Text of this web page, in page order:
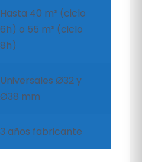
Hasta 40 m³ (ciclo
6h) o 55 m³ (ciclo
8h)
Universales Ø32 y
Ø38 mm
3 años fabricante